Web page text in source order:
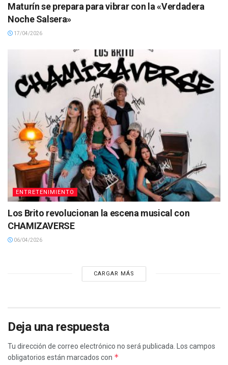
Maturín se prepara para vibrar con la «Verdadera
Noche Salsera»
17/04/2026
ENTRETENIMIENTO
Los Brito revolucionan la escena musical con
CHAMIZAVERSE
06/04/2026
CARGAR MÁS
Deja una respuesta
Tu dirección de correo electrónico no será publicada. Los campos
obligatorios están marcados con *